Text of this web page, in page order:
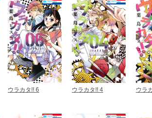
ウラカタ!! 6 ウラカタ!! 4 ウラ